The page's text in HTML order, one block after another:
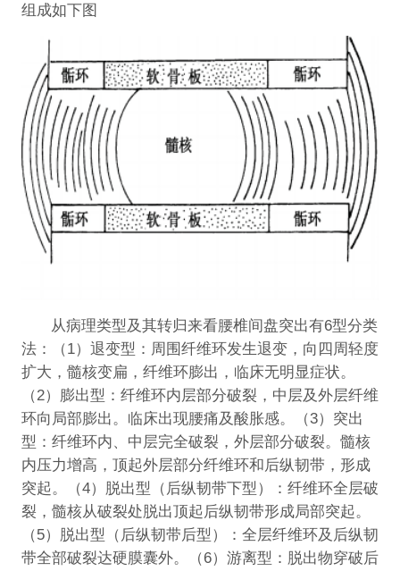
组成如下图
从病理类型及其转归来看腰椎间盘突出有6型分类
法：（1）退变型：周围纤维环发生退变，向四周轻度
扩大，髓核变扁，纤维环膨出，临床无明显症状。
（2）膨出型：纤维环内层部分破裂，中层及外层纤维
环向局部膨出。临床出现腰痛及酸胀感。（3）突出
型：纤维环内、中层完全破裂，外层部分破裂。髓核
内压力增高，顶起外层部分纤维环和后纵韧带，形成
突起。（4）脱出型（后纵韧带下型）：纤维环全层破
裂，髓核从破裂处脱出顶起后纵韧带形成局部突起。
（5）脱出型（后纵韧带后型）：全层纤维环及后纵韧
带全部破裂达硬膜囊外。（6）游离型：脱出物穿破后